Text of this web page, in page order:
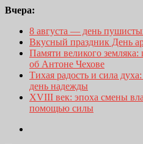
Вчера:
8 августа — день
Вкусный праздник День
Памяти великого
об Антоне Чехове
Тихая радость и сила
день надежды
XVIII век: эпоха смены
помощью силы